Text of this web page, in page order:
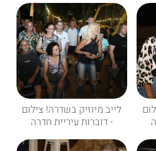
לייב מיוזיק בשדרה! צילום
- דוברות עיריית חדרה